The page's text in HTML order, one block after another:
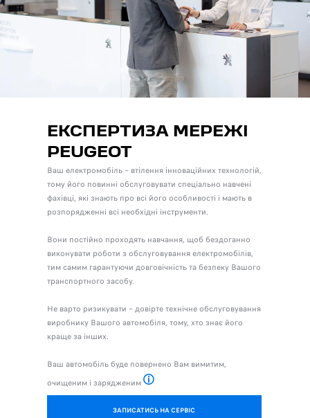
ЕКСПЕРТИЗА МЕРЕЖІ
PEUGEOT
Ваш електромобіль – втілення інноваційних технологій,
тому його повинні обслуговувати спеціально навчені
фахівці, які знають про всі його особливості і мають в
розпорядженні всі необхідні інструменти.
Вони постійно проходять навчання, щоб бездоганно
виконувати роботи з обслуговування електромобілів,
тим самим гарантуючи довговічність та безпеку Вашого
транспортного засобу.
Не варто ризикувати – довірте технічне обслуговування
виробнику Вашого автомобіля, тому, хто знає його
краще за інших.
Ваш автомобіль буде повернено Вам вимитим,
очищеним і зарядженим
ЗАПИСАТИСЬ НА СЕРВІС